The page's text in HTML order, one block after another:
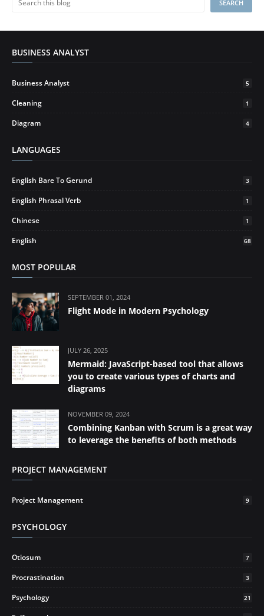
BUSINESS ANALYST
Business Analyst 5
Cleaning 1
Diagram 4
LANGUAGES
English Bare To Gerund 3
English Phrasal Verb 1
Chinese 1
English 68
MOST POPULAR
SEPTEMBER 01, 2024
Flight Mode in Modern Psychology
JULY 26, 2025
Mermaid: JavaScript-based tool that allows
you to create various types of charts and
diagrams
NOVEMBER 09, 2024
Combining Kanban with Scrum is a great way
to leverage the benefits of both methods
PROJECT MANAGEMENT
Project Management 9
PSYCHOLOGY
Otiosum 7
Procrastination 3
Psychology 21